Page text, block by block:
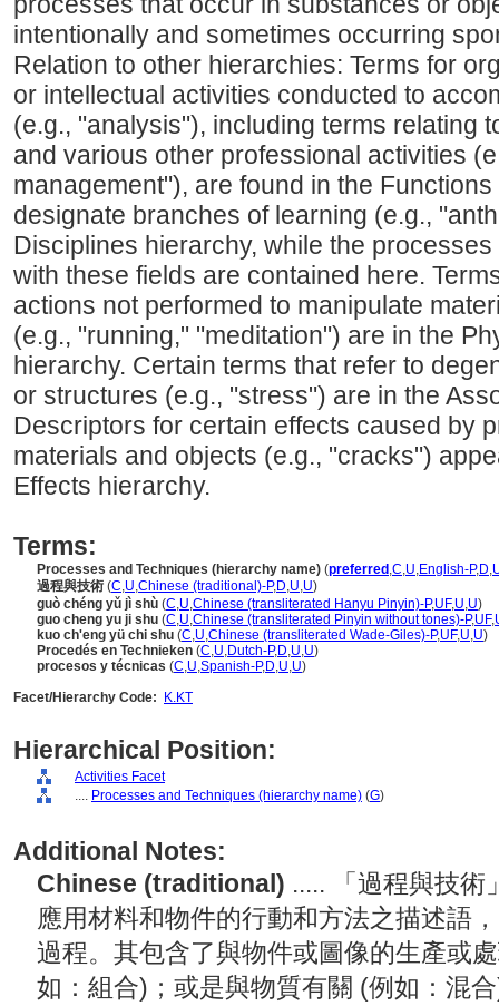
intentionally and sometimes occurring
Relation to other hierarchies: Terms for
or intellectual activities conducted to
(e.g., "analysis"), including terms relating
and various other professional activities
management"), are found in the
designate branches of learning (e.g.,
Disciplines hierarchy, while the
with these fields are contained here.
actions not performed to manipulate
(e.g., "running," "meditation") are in the
hierarchy. Certain terms that refer to
or structures (e.g., "stress") are in the
Descriptors for certain effects caused by
materials and objects (e.g., "cracks")
Effects hierarchy.
Terms:
Processes and Techniques (hierarchy name) (preferred ,C,U,English-P,D,
過程與技術 (C,U,Chinese (traditional)-P,D,U,U)
guò chéng yǔ jì shù (C,U,Chinese (transliterated Hanyu Pinyin)-P,UF,U,U)
guo cheng yu ji shu (C,U,Chinese (transliterated Pinyin without tones)-P,UF,
kuo ch'eng yü chi shu (C,U,Chinese (transliterated Wade-Giles)-P,UF,U,U)
Procedés en Technieken (C,U,Dutch-P,D,U,U)
procesos y técnicas (C,U,Spanish-P,D,U,U)
Facet/Hierarchy Code:
K.KT
Hierarchical Position:
Activities Facet
.... Processes and Techniques (hierarchy name) (G)
Additional Notes:
Chinese (traditional) ..... 「過程與技術
應用材料和物件的行動和方法之描述語
過程。其包含了與物件或圖像的生產或
如：組合)；或是與物質有關 (例如：混